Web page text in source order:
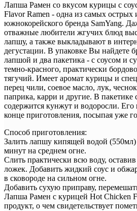
Лапша Рамен со вкусом курицы с
Flavor Ramen - одна из самых острых
южнокорейского бренда SamYang.
отважные любители жгучих блюд
лапшу, а также выкладывают в
дегустации. В упаковке Вы найдете
лапшой и два пакетика - с соусом и
темно-красного, практически
тягучий. Имеет аромат курицы и
перец чили, соевое масло, лук,
паприка, карри и другие. В пакетике
содержится кунжут и водоросли.
конце приготовления, посыпая уже
Способ приготовления:
Залить лапшу кипящей водой (550мл)
минут на среднем огне.
Слить практически всю воду,
ложек. Добавить жидкий соус и
в сковороде на сильном огне.
Добавить сухую приправу,
Лапша Рамен с курицей Hot Chicken
продукт, о чем свидетельствует